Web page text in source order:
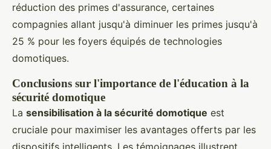
réduction des primes d'assurance, certaines
compagnies allant jusqu'à diminuer les primes jusqu'à
25 % pour les foyers équipés de technologies
domotiques.
Conclusions sur l'importance de l'éducation à la
sécurité domotique
La sensibilisation à la sécurité domotique est
cruciale pour maximiser les avantages offerts par les
dispositifs intelligents. Les témoignages illustrent